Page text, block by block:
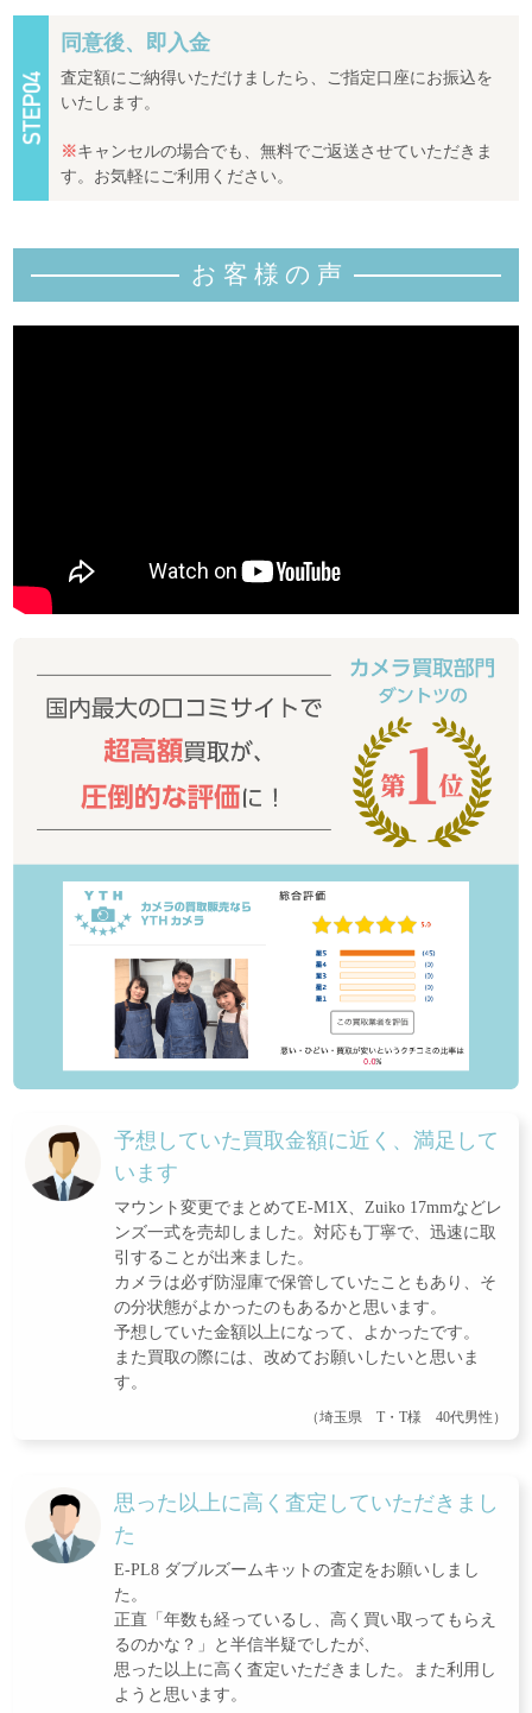
同意後、即入金
査定額にご納得いただけましたら、ご指定口座にお振込を
いたします。
※キャンセルの場合でも、無料でご返送させていただきま
す。お気軽にご利用ください。
お客様の 声
予想していた買取金額に近く、満足して
います
マウント変更でまとめてE-M1X、Zuiko 17mmなどレ
ンズ一式を売却しました。対応も丁寧で、迅速に取
引することが出来ました。
カメラは必ず防湿庫で保管していたこともあり、そ
の分状態がよかったのもあるかと思います。
予想していた金額以上になって、よかったです。
また買取の際には、改めてお願いしたいと思いま
す。
（埼玉県 T・T様 40代男性）
思った以上に高く査定していただきまし
た
E-PL8 ダブルズームキットの査定をお願いしまし
た。
正直「年数も経っているし、高く買い取ってもらえ
るのかな？」と半信半疑でしたが、
思った以上に高く査定いただきました。また利用し
ようと思います。